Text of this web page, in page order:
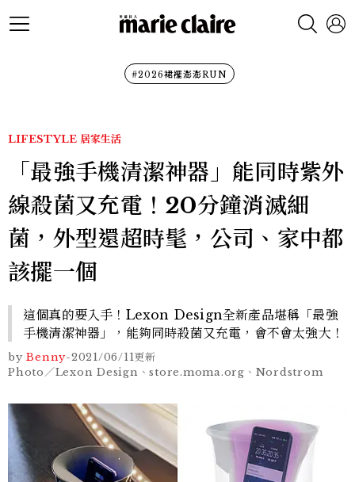
#2026裙襬澎澎RUN
LIFESTYLE 居家生活
「最強手機清潔神器」能同時紫外
線殺菌又充電！20分鐘消滅細
菌，外型還超時髦，公司、家中都
該擺一個
這個真的要入手！Lexon Design全新產品堪稱「最強
手機清潔神器」，能夠同時殺菌又充電，會不會太強大！
by Benny-2021/06/11更新
Photo／Lexon Design、store.moma.org、Nordstrom